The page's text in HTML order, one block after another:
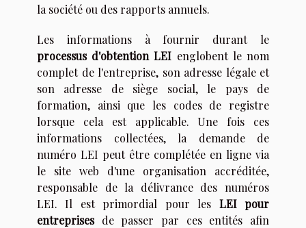
la société ou des rapports annuels.
Les informations à fournir durant le
processus d'obtention LEI englobent le nom
complet de l'entreprise, son adresse légale et
son adresse de siège social, le pays de
formation, ainsi que les codes de registre
lorsque cela est applicable. Une fois ces
informations collectées, la demande de
numéro LEI peut être complétée en ligne via
le site web d'une organisation accréditée,
responsable de la délivrance des numéros
LEI. Il est primordial pour les LEI pour
entreprisesde passer par ces entités afin